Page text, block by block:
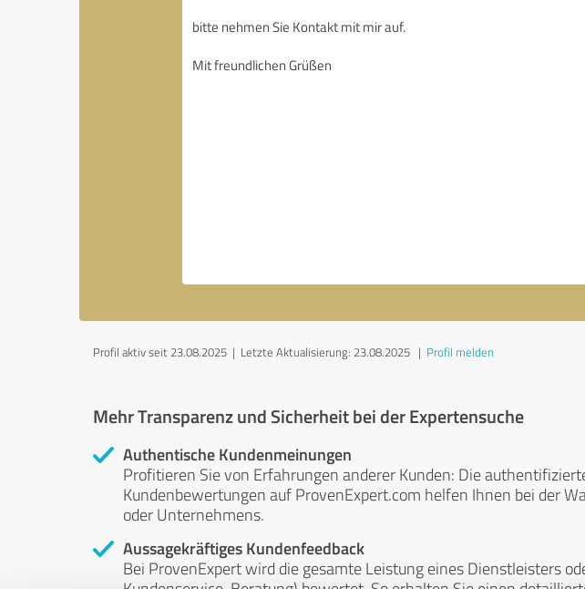
Profil aktiv seit 23.08.2025 | Letzte Aktualisierung: 23.08.2025 | Profil melden
Mehr Transparenz und Sicherheit bei der Expertensuche
Authentische Kundenmeinungen
Profitieren Sie von Erfahrungen anderer Kunden: Die
Kundenbewertungen auf ProvenExpert.com helfen Ihnen bei der
oder Unternehmens.
Aussagekräftiges Kundenfeedback
Bei ProvenExpert wird die gesamte Leistung eines Dienstleisters